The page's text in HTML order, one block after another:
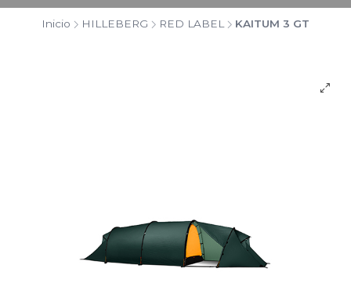
Inicio HILLEBERG RED LABEL KAITUM 3 GT